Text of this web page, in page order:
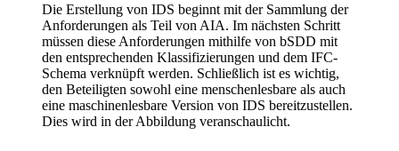
Die Erstellung von IDS beginnt mit der Sammlung der
Anforderungen als Teil von AIA. Im nächsten Schritt
müssen diese Anforderungen mithilfe von bSDD mit
den entsprechenden Klassifizierungen und dem IFC-
Schema verknüpft werden. Schließlich ist es wichtig,
den Beteiligten sowohl eine menschenlesbare als auch
eine maschinenlesbare Version von IDS bereitzustellen.
Dies wird in der Abbildung veranschaulicht.